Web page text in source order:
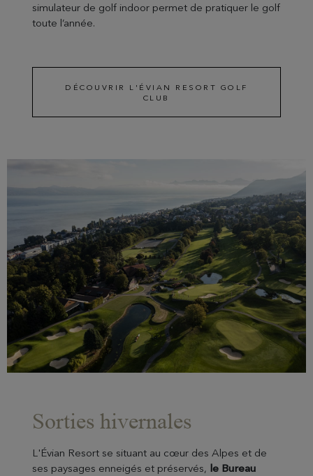
simulateur de golf indoor permet de pratiquer le golf
toute l’année.
DÉCOUVRIR L'ÉVIAN RESORT GOLF
CLUB
Sorties hivernales
L'Évian Resort se situant au cœur des Alpes et de
ses paysages enneigés et préservés, le Bureau